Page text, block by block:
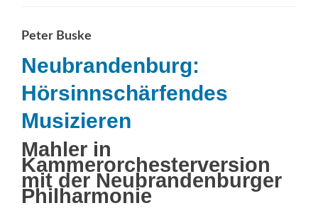
Peter Buske
Neubrandenburg:
Hörsinnschärfendes
Musizieren
Mahler in
Kammerorchesterversion
mit der Neubrandenburger
Philharmonie